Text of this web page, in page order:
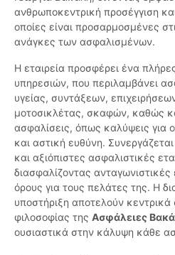
ανθρωποκεντρική προσέγγιση
οποίες είναι προσαρμοσμένες
ανάγκες των ασφαλισμένων.
Η εταιρεία προσφέρει ένα
υπηρεσιών, που περιλαμβάνει
υγείας, συντάξεων,
μοτοσικλέτας, σκαφών, καθώς
ασφαλίσεις, όπως καλύψεις για
και αστική ευθύνη.
και αξιόπιστες ασφαλιστικές
διασφαλίζοντας ανταγωνιστικές
όρους για τους πελάτες της. Η
υποστήριξη αποτελούν κεντρικά
φιλοσοφίας της Ασφάλειες
ουσιαστικά στην κάλυψη κάθε